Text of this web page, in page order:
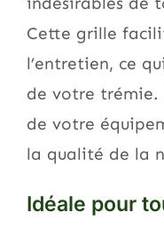
Cette grille
l’entretien, ce
de votre trémie.
de votre
la qualité de la
Idéale pour